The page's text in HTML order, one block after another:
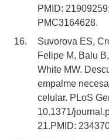
PMID:
PMC3164628.
Suvorova ES,
Felipe M, Balu
White MW.
empalme
celular. PLoS
10.1371/
21.PMID: